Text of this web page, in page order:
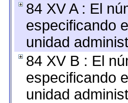
84 XV A : El
especificando
unidad
84 XV B : El
especificando
unidad